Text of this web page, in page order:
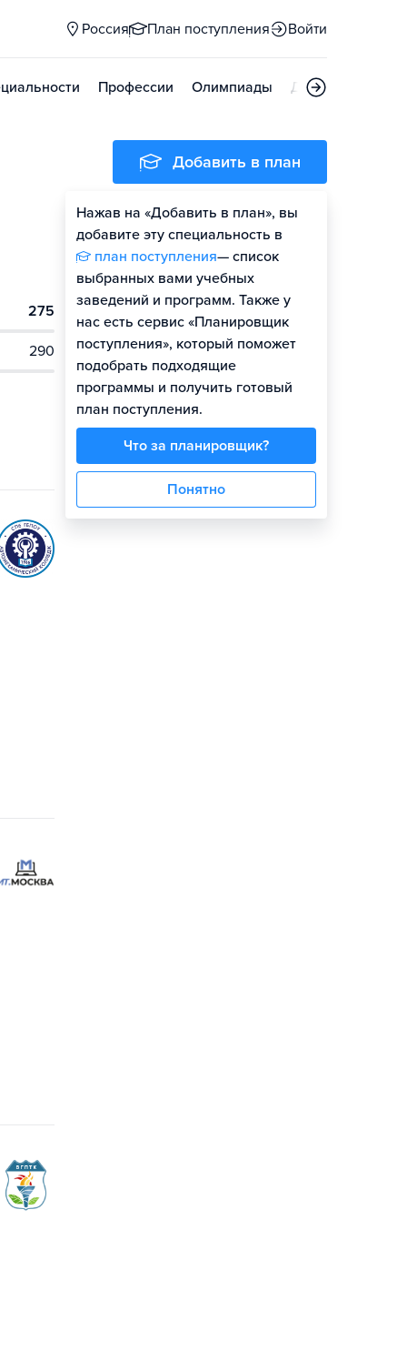
Россия План поступления Войти
Профессии Олимпиады Дни открытых
275
290
Добавить в план
Нажав на «Добавить в план», вы
добавите эту специальность в
план поступления— список
выбранных вами учебных
заведений и программ. Также у
нас есть сервис «Планировщик
поступления», который поможет
подобрать подходящие
программы и получить готовый
план поступления.
Что за планировщик?
Понятно